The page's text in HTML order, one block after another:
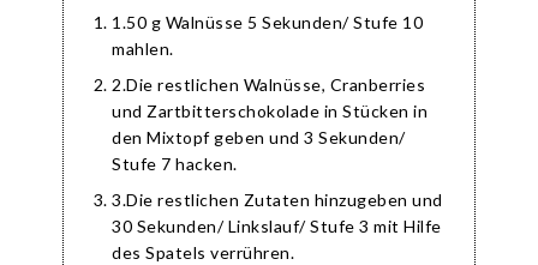
1.50 g Walnüsse 5 Sekunden/ Stufe 10
mahlen.
2.Die restlichen Walnüsse, Cranberries
und Zartbitterschokolade in Stücken in
den Mixtopf geben und 3 Sekunden/
Stufe 7 hacken.
3.Die restlichen Zutaten hinzugeben und
30 Sekunden/ Linkslauf/ Stufe 3 mit Hilfe
des Spatels verrühren.